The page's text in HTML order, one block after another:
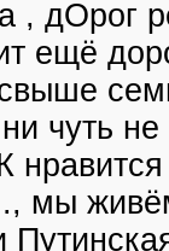
, дОрог
ещё
чуть
мы